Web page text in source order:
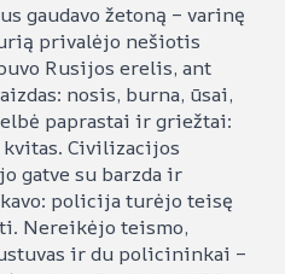
gaudavo žetoną – varinę
privalėjo nešiotis
Rusijos erelis, ant
nosis, burna, ūsai,
paprastai ir griežtai:
kvitas. Civilizacijos
gatve su barzda ir
policija turėjo teisę
Nereikėjo teismo,
ir du policininkai –